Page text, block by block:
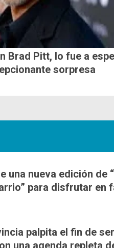
Brad Pitt, lo fue a
sorpresa
una nueva edición de
para disfrutar en
palpita el fin de